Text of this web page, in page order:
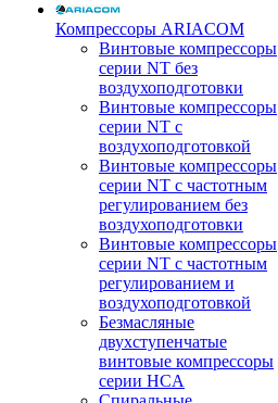
Компрессоры ARIACOM
Винтовые компрессоры
серии NT без
воздухоподготовки
Винтовые компрессоры
серии NT c
воздухоподготовкой
Винтовые компрессоры
серии NT с частотным
регулированием без
воздухоподготовки
Винтовые компрессоры
серии NT с частотным
регулированием и
воздухоподготовкой
Безмасляные
двухступенчатые
винтовые компрессоры
серии HCA